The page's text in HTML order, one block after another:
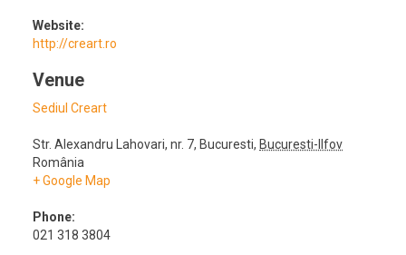
Website:
http://creart.ro
Venue
Sediul Creart
Str. Alexandru Lahovari, nr. 7, Bucuresti, Bucuresti-Ilfov
România
+ Google Map
Phone:
021 318 3804